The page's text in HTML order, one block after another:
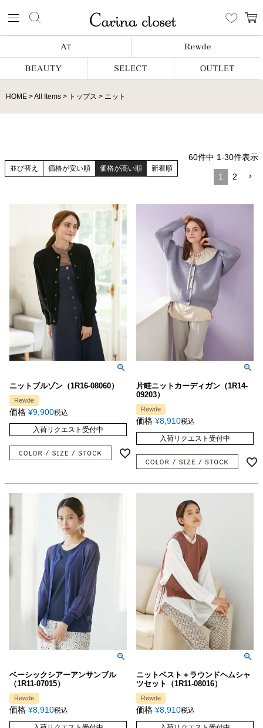
HOME All Items トップス ニット
並び替え 価格が安い順 価格が高い順 新着順
60件中 1-30件表示
1 2
ニットブルゾン（1R16-08060）
Rewde
価格 ¥9,900税込
入荷リクエスト受付中
片畦ニットカーディガン（1R14-
09203）
Rewde
価格 ¥8,910税込
入荷リクエスト受付中
ベーシックシアーアンサンブル
（1R11-07015）
Rewde
価格 ¥8,910税込
ニットベスト＋ラウンドヘムシャ
ツセット（1R11-08016）
Rewde
価格 ¥8,910税込